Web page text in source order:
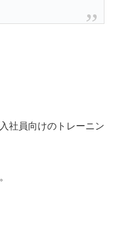
社員向けのトレーニン